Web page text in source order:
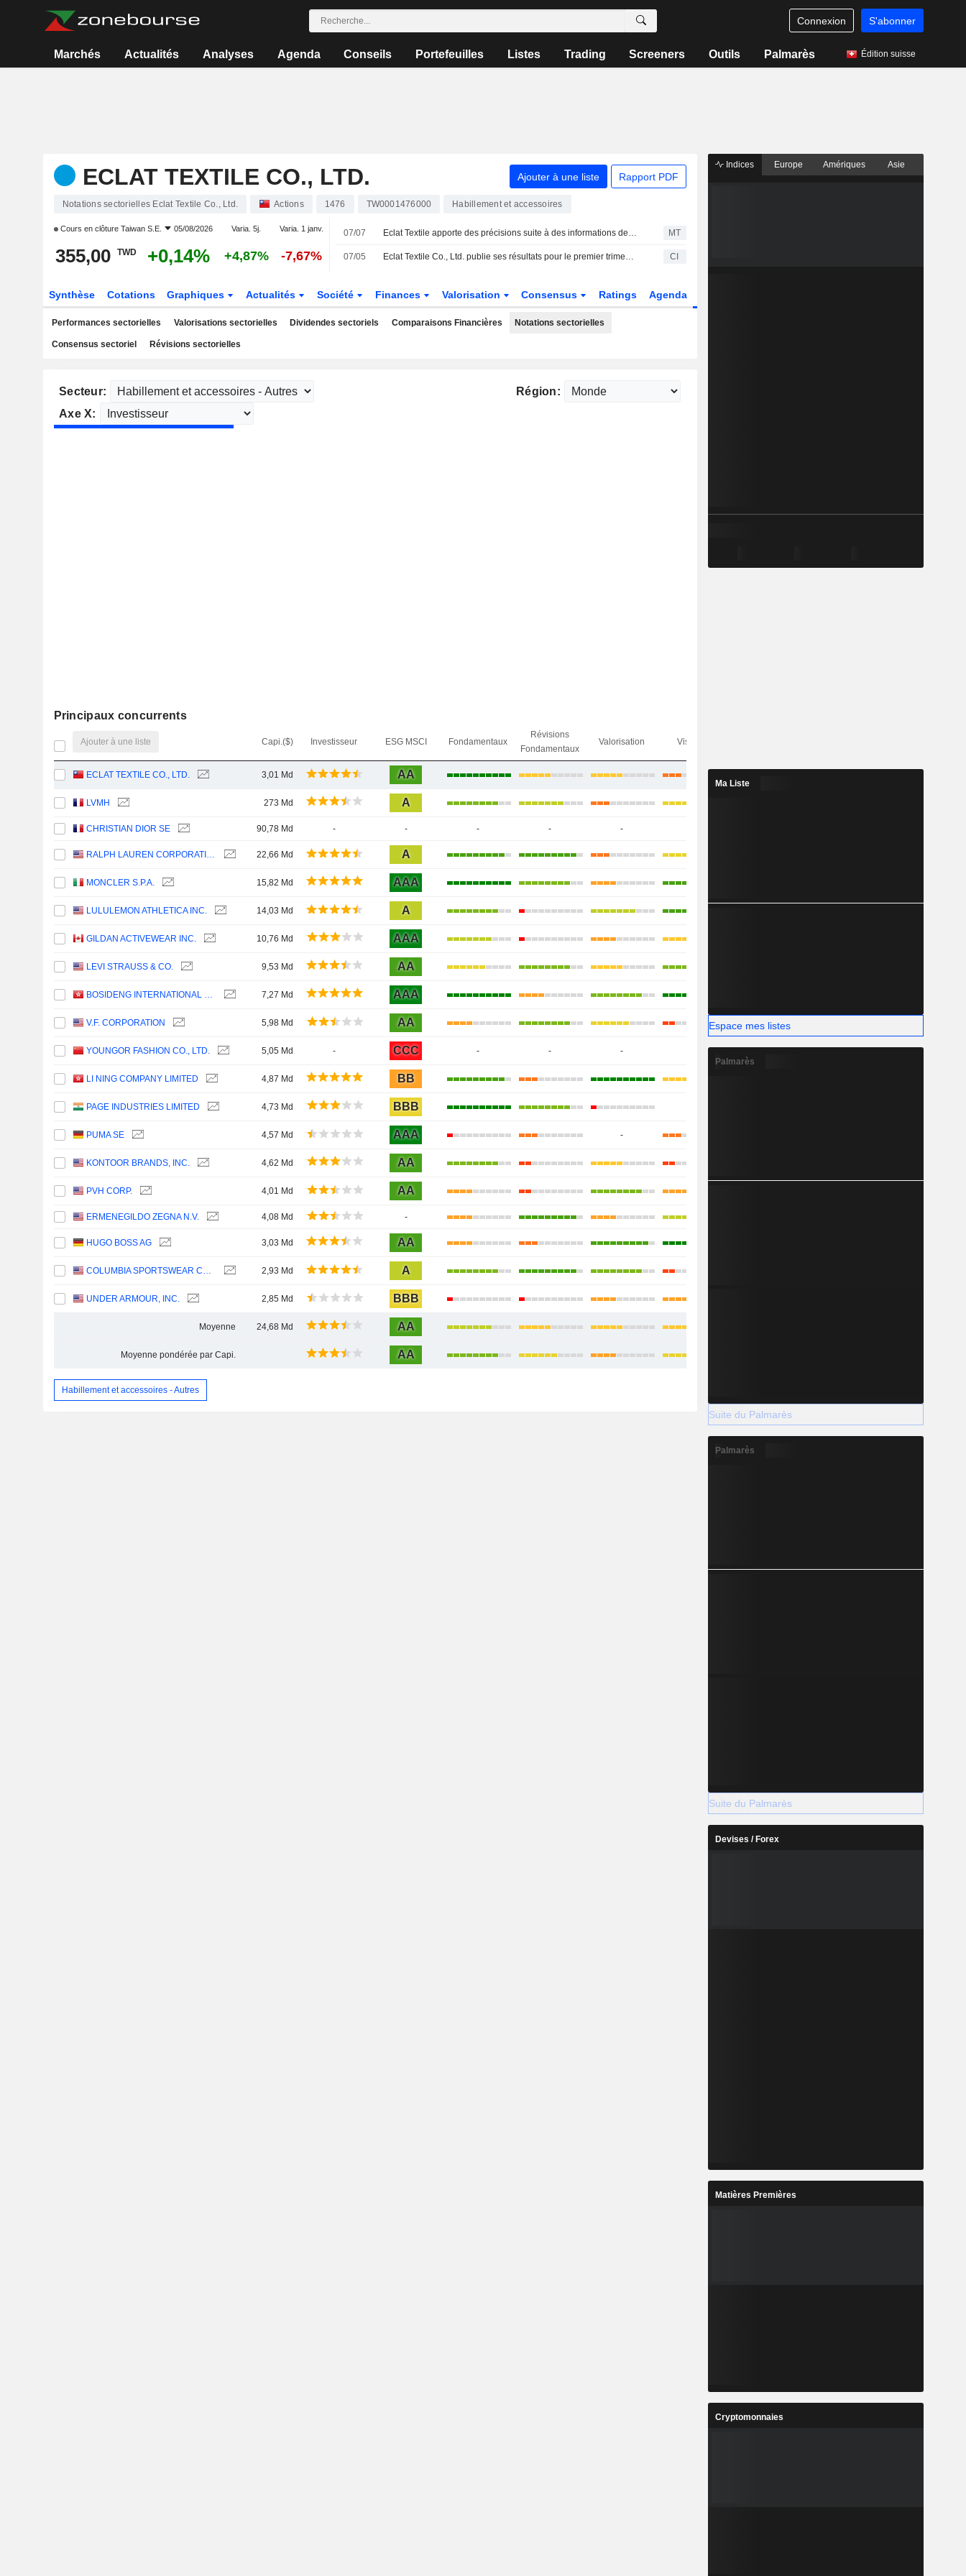
Connexion S'abonner
Marchés Actualités Analyses Agenda Conseils Portefeuilles Listes Trading Screeners Outils Palmarès Édition suisse
ECLAT TEXTILE CO., LTD. Ajouter à une liste Rapport PDF
Notations sectorielles Eclat Textile Co., Ltd. Actions 1476 TW0001476000 Habillement et accessoires
Cours en clôture Taiwan S.E. 05/08/2026 Varia. 5j. Varia. 1 janv.
355,00 TWD +0,14% +4,87% -7,67%
07/07 Eclat Textile apporte des précisions suite à des informations de presse sur ses perspectives annuelles MT
07/05 Eclat Textile Co., Ltd. publie ses résultats pour le premier trimestre clos le 31 mars 2026 CI
Synthèse Cotations Graphiques Actualités Société Finances Valorisation Consensus Ratings Agenda
Performances sectorielles Valorisations sectorielles Dividendes sectoriels Comparaisons Financières Notations sectorielles
Consensus sectoriel Révisions sectorielles
Secteur:
Région:
Axe X:
Principaux concurrents
Ajouter à une liste Capi.($) Investisseur ESG MSCI Fondamentaux
Révisions
Fondamentaux
Valorisation Visibilité
ECLAT TEXTILE CO., LTD. 3,01 Md AA
LVMH 273 Md A
CHRISTIAN DIOR SE 90,78 Md - - - - -
RALPH LAUREN CORPORATION 22,66 Md A
MONCLER S.P.A. 15,82 Md AAA
LULULEMON ATHLETICA INC. 14,03 Md A
GILDAN ACTIVEWEAR INC. 10,76 Md AAA
LEVI STRAUSS & CO. 9,53 Md AA
BOSIDENG INTERNATIONAL HOLDINGS LIMITED 7,27 Md AAA
V.F. CORPORATION 5,98 Md AA
YOUNGOR FASHION CO., LTD. 5,05 Md - CCC - - -
LI NING COMPANY LIMITED 4,87 Md BB
PAGE INDUSTRIES LIMITED 4,73 Md BBB
PUMA SE 4,57 Md AAA -
KONTOOR BRANDS, INC. 4,62 Md AA
PVH CORP. 4,01 Md AA
ERMENEGILDO ZEGNA N.V. 4,08 Md -
HUGO BOSS AG 3,03 Md AA
COLUMBIA SPORTSWEAR COMPANY 2,93 Md A
UNDER ARMOUR, INC. 2,85 Md BBB
Moyenne 24,68 Md AA
Moyenne pondérée par Capi. AA
Habillement et accessoires - Autres
Indices Europe Amériques Asie
Ma Liste
Espace mes listes
Palmarès
Suite du Palmarès
Palmarès
Suite du Palmarès
Devises / Forex
Matières Premières
Cryptomonnaies